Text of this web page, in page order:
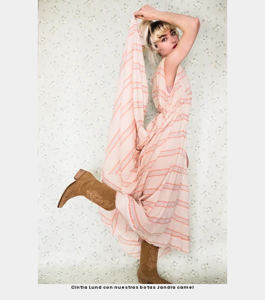
Cintia Lund con nuestras botas Jandra camel